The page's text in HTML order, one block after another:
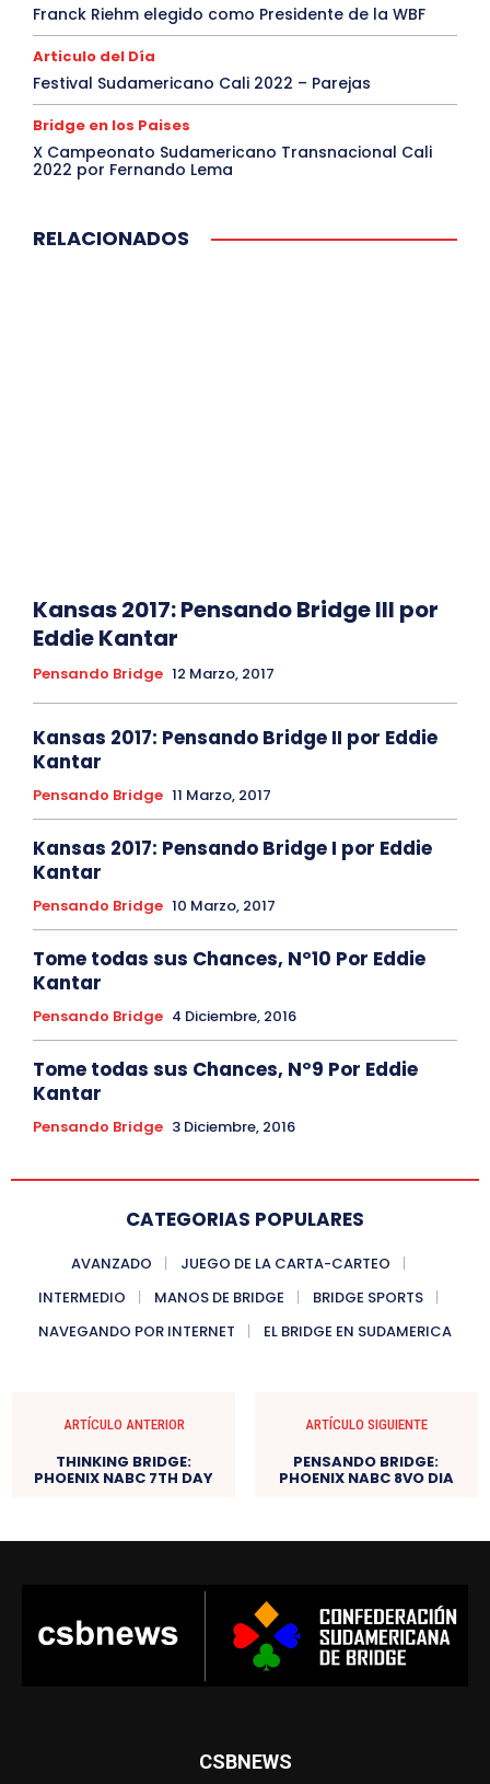
Franck Riehm elegido como Presidente de la WBF
Articulo del Día
Festival Sudamericano Cali 2022 – Parejas
Bridge en los Paises
X Campeonato Sudamericano Transnacional Cali
2022 por Fernando Lema
RELACIONADOS
Kansas 2017: Pensando Bridge III por
Eddie Kantar
Pensando Bridge 12 Marzo, 2017
Kansas 2017: Pensando Bridge II por Eddie
Kantar
Pensando Bridge 11 Marzo, 2017
Kansas 2017: Pensando Bridge I por Eddie
Kantar
Pensando Bridge 10 Marzo, 2017
Tome todas sus Chances, Nº10 Por Eddie
Kantar
Pensando Bridge 4 Diciembre, 2016
Tome todas sus Chances, Nº9 Por Eddie
Kantar
Pensando Bridge 3 Diciembre, 2016
CATEGORIAS POPULARES
AVANZADO
JUEGO DE LA CARTA-CARTEO
INTERMEDIO
MANOS DE BRIDGE
BRIDGE SPORTS
NAVEGANDO POR INTERNET
EL BRIDGE EN SUDAMERICA
ARTÍCULO ANTERIOR
THINKING BRIDGE:
PHOENIX NABC 7TH DAY
ARTÍCULO SIGUIENTE
PENSANDO BRIDGE:
PHOENIX NABC 8VO DIA
CSBNEWS